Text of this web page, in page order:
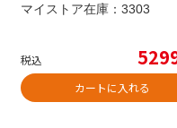
マイストア在庫： 3303
税込
カートに入れる